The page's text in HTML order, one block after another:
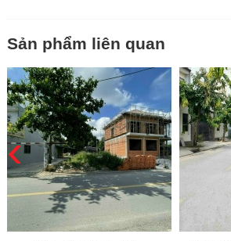
Sản phẩm liên quan
‹